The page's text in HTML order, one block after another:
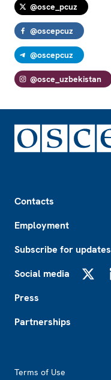
@osce_pcuz
@oscepcuz
@oscepcuz
@osce_uzbekistan
Contacts
Employment
Subscribe for updates
Social media
Press
Partnerships
Terms of Use